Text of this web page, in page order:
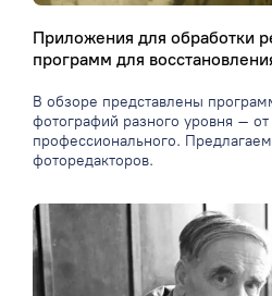
Приложения для обработки
программ для
В обзоре представлены
фотографий разного уровня –
профессионального.
фоторедакторов.